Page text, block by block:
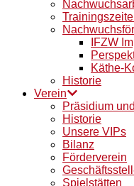
IFZW
Käthe-
Historie
Verein
Präsidium
Historie
Unsere VIPs
Bilanz
Förderverein
Spielstätten